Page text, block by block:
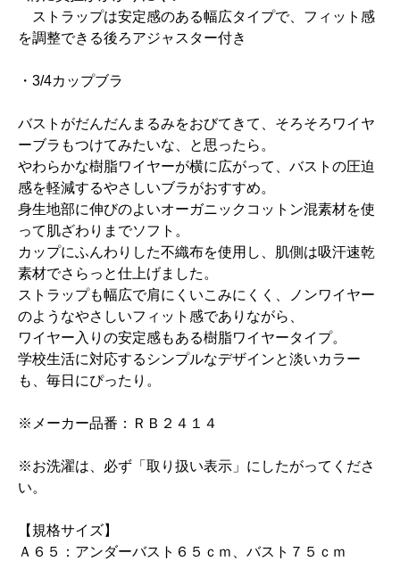
ストラップは安定感のある幅広タイプで、フィット感
を調整できる後ろアジャスター付き
・3/4カップブラ
バストがだんだんまるみをおびてきて、そろそろワイヤ
ーブラもつけてみたいな、と思ったら。
やわらかな樹脂ワイヤーが横に広がって、バストの圧迫
感を軽減するやさしいブラがおすすめ。
身生地部に伸びのよいオーガニックコットン混素材を使
って肌ざわりまでソフト。
カップにふんわりした不織布を使用し、肌側は吸汗速乾
素材でさらっと仕上げました。
ストラップも幅広で肩にくいこみにくく、ノンワイヤー
のようなやさしいフィット感でありながら、
ワイヤー入りの安定感もある樹脂ワイヤータイプ。
学校生活に対応するシンプルなデザインと淡いカラー
も、毎日にぴったり。
※メーカー品番：ＲＢ２４１４
※お洗濯は、必ず「取り扱い表示」にしたがってくださ
い。
【規格サイズ】
Ａ６５：アンダーバスト６５ｃｍ、バスト７５ｃｍ